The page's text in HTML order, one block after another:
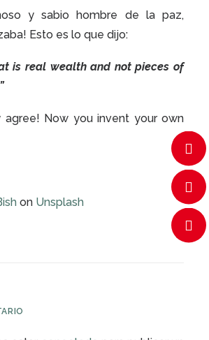
y sabio hombre de la paz,
Esto es lo que dijo:
is real wealth and not pieces of
Now you invent your own
on Unsplash